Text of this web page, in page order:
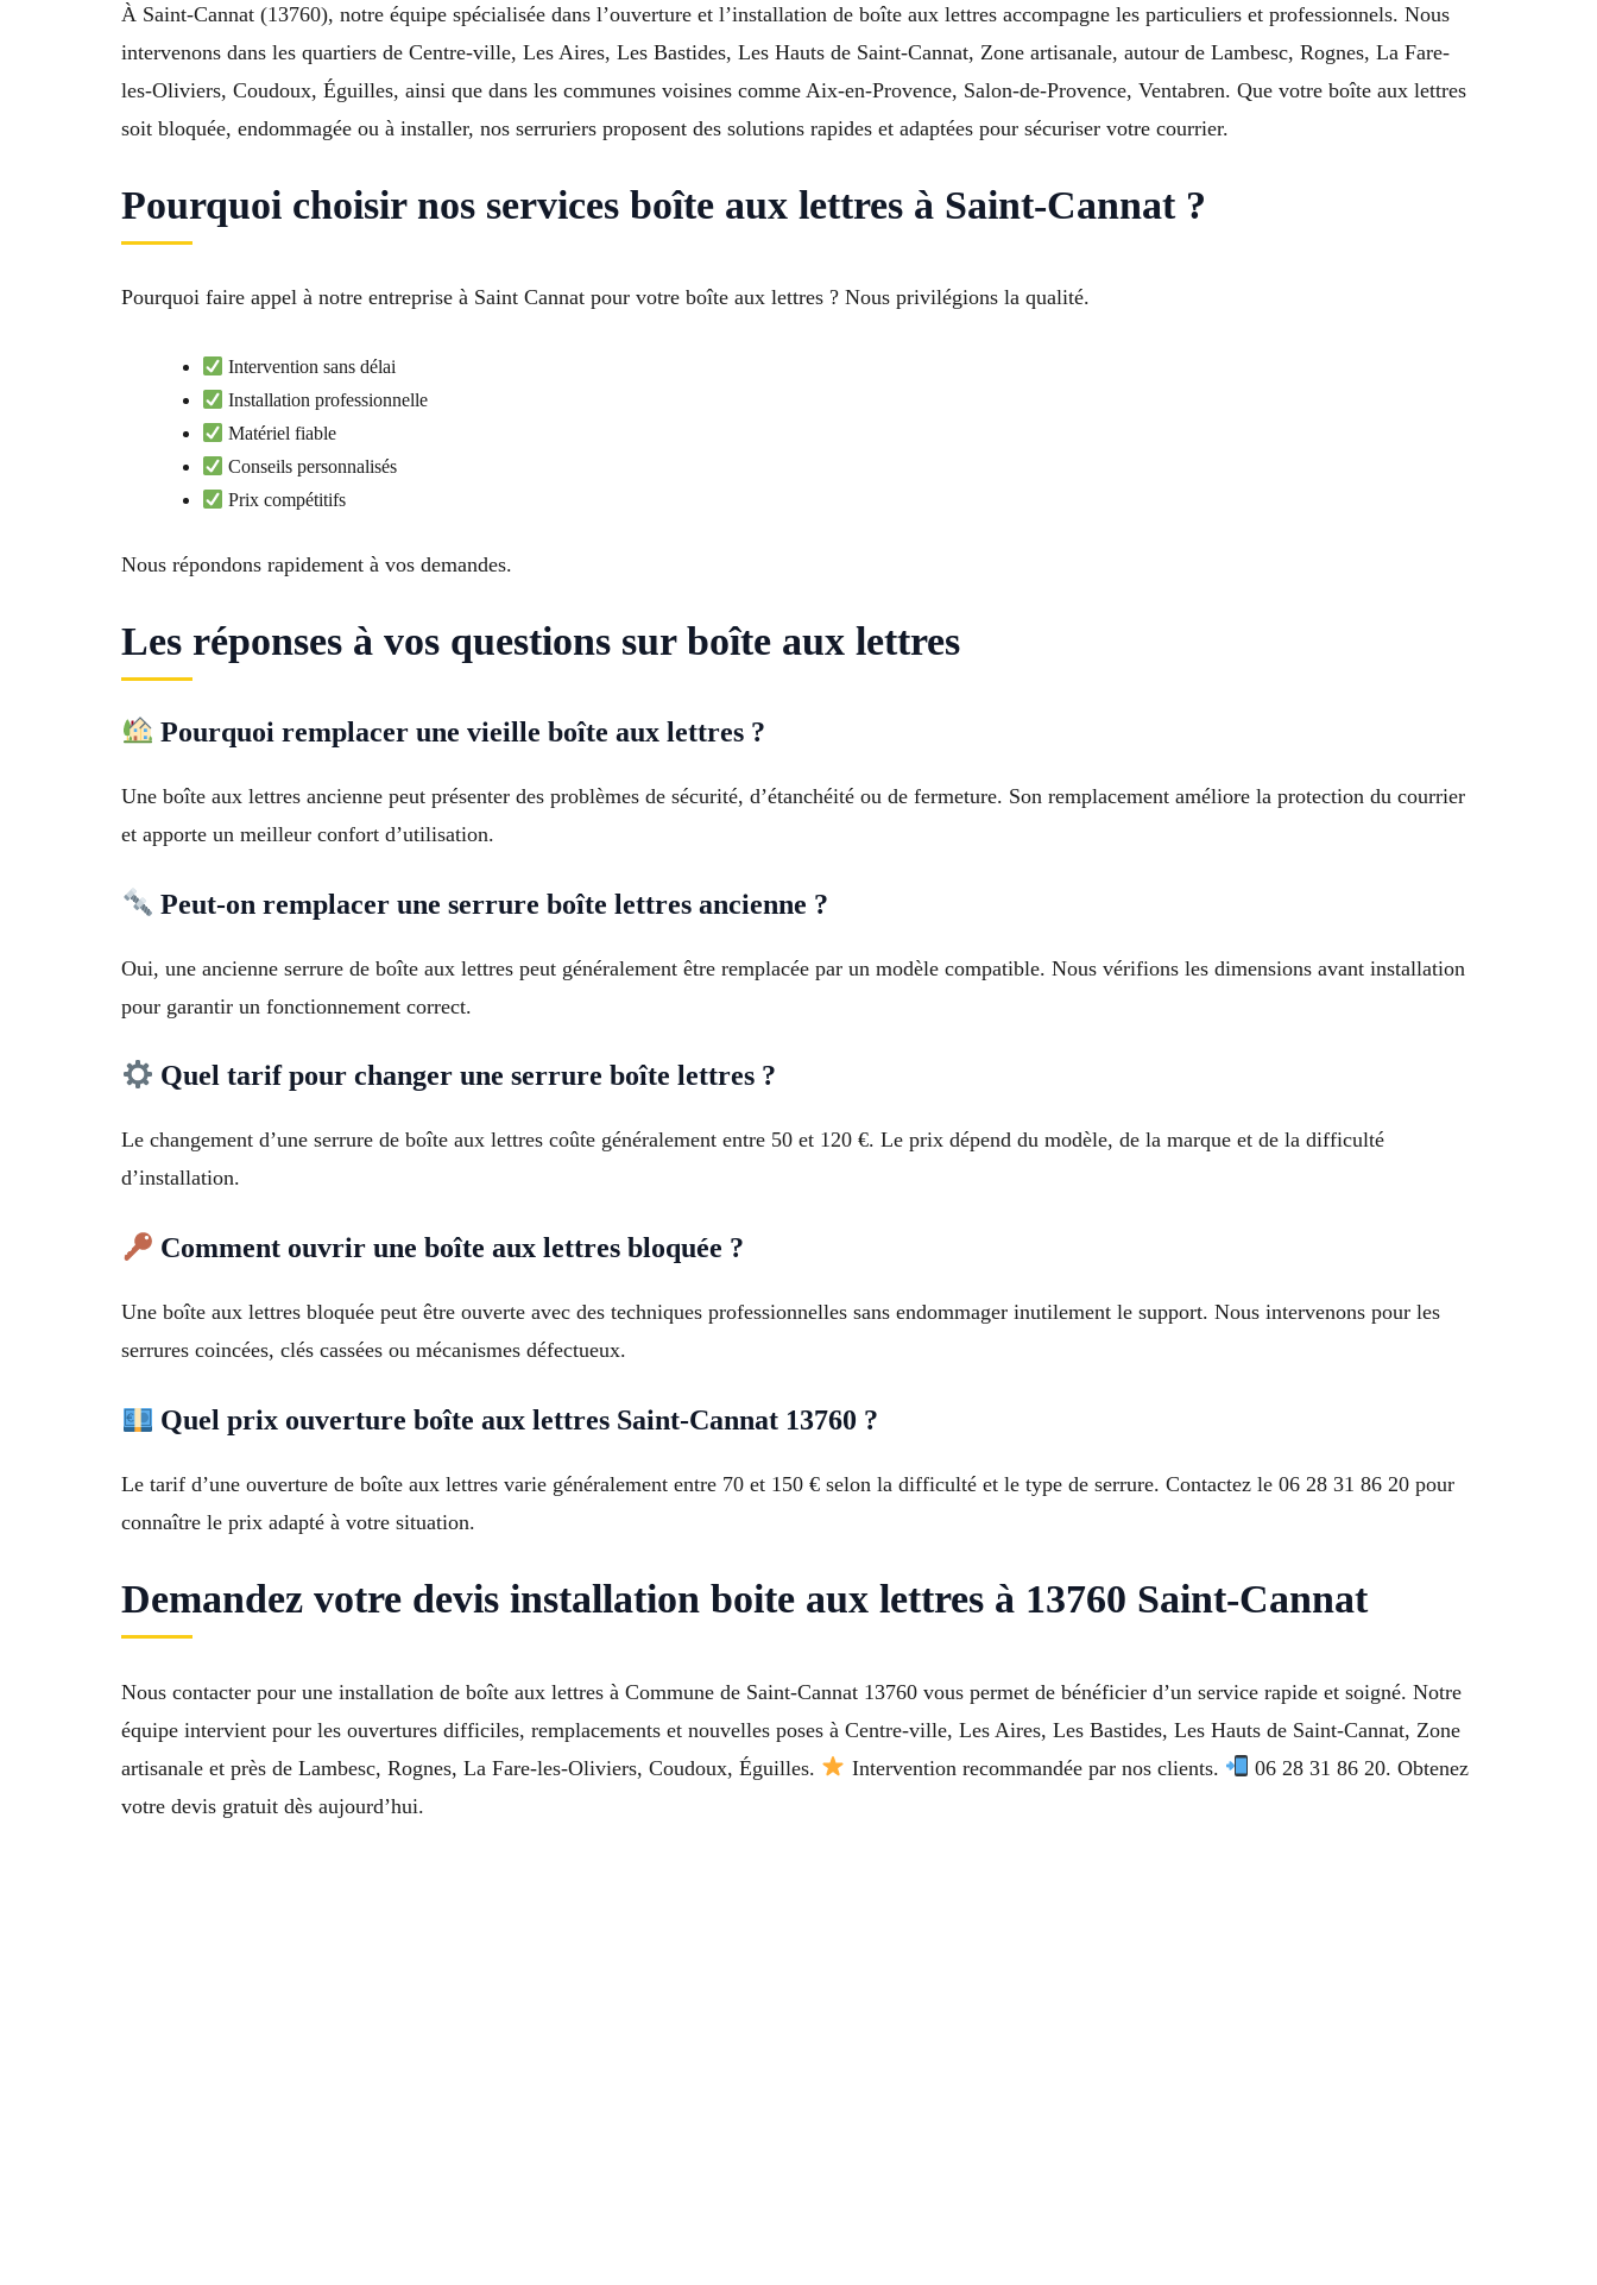
À Saint-Cannat (13760), notre équipe spécialisée dans l’ouverture et l’installation de boîte aux lettres accompagne les particuliers et professionnels. Nous
intervenons dans les quartiers de Centre-ville, Les Aires, Les Bastides, Les Hauts de Saint-Cannat, Zone artisanale, autour de Lambesc, Rognes, La Fare-
les-Oliviers, Coudoux, Éguilles, ainsi que dans les communes voisines comme Aix-en-Provence, Salon-de-Provence, Ventabren. Que votre boîte aux lettres
soit bloquée, endommagée ou à installer, nos serruriers proposent des solutions rapides et adaptées pour sécuriser votre courrier.
Pourquoi choisir nos services boîte aux lettres à Saint-Cannat ?
Pourquoi faire appel à notre entreprise à Saint Cannat pour votre boîte aux lettres ? Nous privilégions la qualité.
Intervention sans délai
Installation professionnelle
Matériel fiable
Conseils personnalisés
Prix compétitifs
Nous répondons rapidement à vos demandes.
Les réponses à vos questions sur boîte aux lettres
Pourquoi remplacer une vieille boîte aux lettres ?
Une boîte aux lettres ancienne peut présenter des problèmes de sécurité, d’étanchéité ou de fermeture. Son remplacement améliore la protection du courrier
et apporte un meilleur confort d’utilisation.
Peut-on remplacer une serrure boîte lettres ancienne ?
Oui, une ancienne serrure de boîte aux lettres peut généralement être remplacée par un modèle compatible. Nous vérifions les dimensions avant installation
pour garantir un fonctionnement correct.
Quel tarif pour changer une serrure boîte lettres ?
Le changement d’une serrure de boîte aux lettres coûte généralement entre 50 et 120 €. Le prix dépend du modèle, de la marque et de la difficulté
d’installation.
Comment ouvrir une boîte aux lettres bloquée ?
Une boîte aux lettres bloquée peut être ouverte avec des techniques professionnelles sans endommager inutilement le support. Nous intervenons pour les
serrures coincées, clés cassées ou mécanismes défectueux.
Quel prix ouverture boîte aux lettres Saint-Cannat 13760 ?
Le tarif d’une ouverture de boîte aux lettres varie généralement entre 70 et 150 € selon la difficulté et le type de serrure. Contactez le 06 28 31 86 20 pour
connaître le prix adapté à votre situation.
Demandez votre devis installation boite aux lettres à 13760 Saint-Cannat
Nous contacter pour une installation de boîte aux lettres à Commune de Saint-Cannat 13760 vous permet de bénéficier d’un service rapide et soigné. Notre
équipe intervient pour les ouvertures difficiles, remplacements et nouvelles poses à Centre-ville, Les Aires, Les Bastides, Les Hauts de Saint-Cannat, Zone
artisanale et près de Lambesc, Rognes, La Fare-les-Oliviers, Coudoux, Éguilles.
Intervention recommandée par nos clients.
06 28 31 86 20. Obtenez
votre devis gratuit dès aujourd’hui.